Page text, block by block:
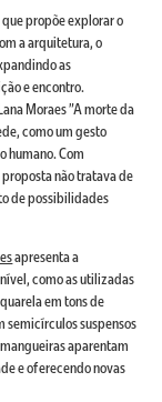
propõe explorar o
a arquitetura, o
as
e encontro.
Moraes "A morte da
como um gesto
humano. Com
não tratava de
de possibilidades
apresenta a
como as utilizadas
em tons de
semicírculos suspensos
aparentam
e oferecendo novas